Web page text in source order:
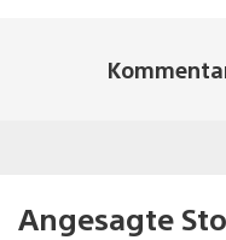
Angesagte